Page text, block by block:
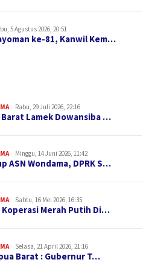
5 Agustus 2026, 20:51
ke-81, Kanwil Kem…
Rabu, 29 Juli 2026, 22:16
Barat Lamek Dowansiba …
Minggu, 14 Juni 2026, 11:42
ASN Wondama, DPRK S…
Sabtu, 16 Mei 2026, 16:35
Koperasi Merah Putih Di…
Selasa, 21 April 2026, 21:16
Barat : Gubernur T…